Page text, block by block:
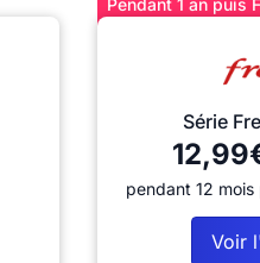
Pendant 1 an puis
Série
pendant 12
Voir